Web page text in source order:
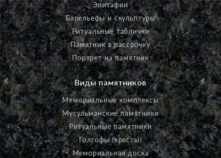
Эпитафии
Барельефы и скульптуры
Ритуальные таблички
Памятник в рассрочку
Портрет на памятник
Виды памятников
Мемориальные комплексы
Мусульманские памятники
Ритуальные памятники
Голгофы (кресты)
Мемориальная доска